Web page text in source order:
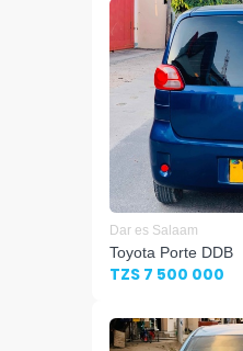
Dar es Salaam
Toyota Porte DDB
TZS 7 500 000